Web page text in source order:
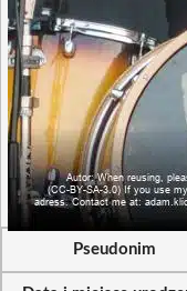
Pseudonim